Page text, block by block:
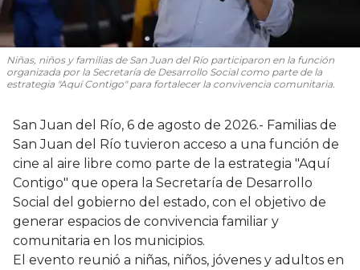
Niñas, niños y familias de San Juan del Río participaron en la función
organizada por la Secretaría de Desarrollo Social como parte de la
estrategia "Aquí Contigo" para fortalecer la convivencia comunitaria.
San Juan del Río, 6 de agosto de 2026.- Familias de
San Juan del Río tuvieron acceso a una función de
cine al aire libre como parte de la estrategia "Aquí
Contigo" que opera la Secretaría de Desarrollo
Social del gobierno del estado, con el objetivo de
generar espacios de convivencia familiar y
comunitaria en los municipios.
El evento reunió a niñas, niños, jóvenes y adultos en